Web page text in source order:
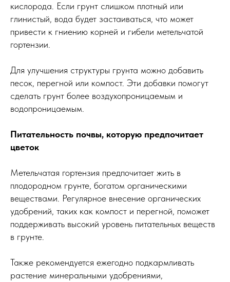
кислорода. Если грунт слишком плотный или
глинистый, вода будет застаиваться, что может
привести к гниению корней и гибели метельчатой
гортензии.
Для улучшения структуры грунта можно добавить
песок, перегной или компост. Эти добавки помогут
сделать грунт более воздухопроницаемым и
водопроницаемым.
Питательность почвы, которую предпочитает
цветок
Метельчатая гортензия предпочитает жить в
плодородном грунте, богатом органическими
веществами. Регулярное внесение органических
удобрений, таких как компост и перегной, поможет
поддерживать высокий уровень питательных веществ
в грунте.
Также рекомендуется ежегодно подкармливать
растение минеральными удобрениями,